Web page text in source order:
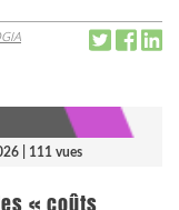
| 111 vues